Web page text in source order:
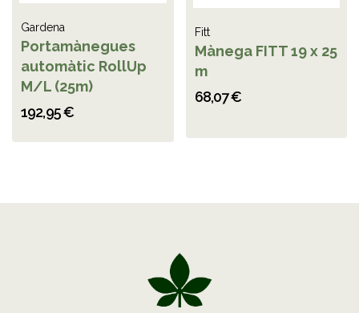
Gardena
Portamànegues
automàtic RollUp
M/L (25m)
192,95 €
Fitt
Mànega FITT 19 x 25
m
68,07 €